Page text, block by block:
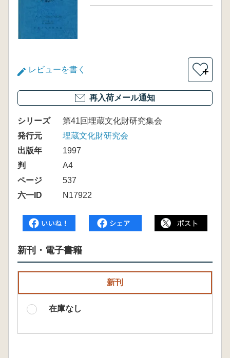
レビューを書く ＋
再入荷メール通知
シリーズ
第41回埋蔵文化財研究集会
発行元
埋蔵文化財研究会
出版年
1997
判
A4
ページ
537
六一ID
N17922
新刊・電子書籍
新刊
在庫なし